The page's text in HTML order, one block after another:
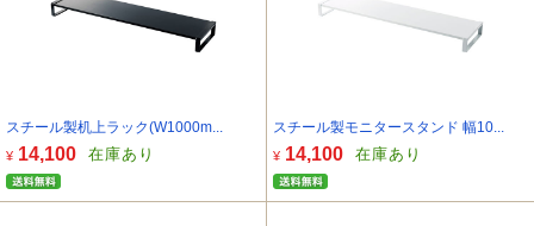
スチール製机上ラック(W1000m...
¥ 14,100 在庫あり
スチール製モニタースタンド 幅10...
¥ 14,100 在庫あり